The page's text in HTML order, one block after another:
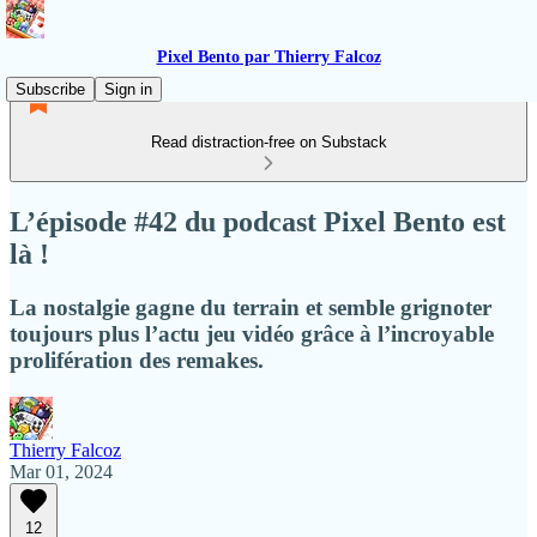
Pixel Bento par Thierry Falcoz
Subscribe
Sign in
Read distraction-free on Substack
L’épisode #42 du podcast Pixel Bento est
là !
La nostalgie gagne du terrain et semble grignoter
toujours plus l’actu jeu vidéo grâce à l’incroyable
prolifération des remakes.
Thierry Falcoz
Mar 01, 2024
12